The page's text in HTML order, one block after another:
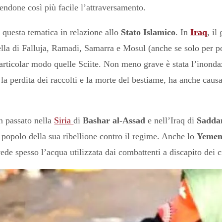
così più facile l’attraversamento.
tematica in relazione allo Stato Islamico. InIraq, il
di Falluja, Ramadi, Samarra e Mosul (anche se solo per
modo quelle Sciite. Non meno grave è stata
perdita dei raccolti e la morte del bestiame, ha anche
passato nella SiriadiBashar al-Assad e nell’Iraq di
della sua ribellione contro il regime. Anche lo
spesso l’acqua utilizzata dai combattenti a discapito dei